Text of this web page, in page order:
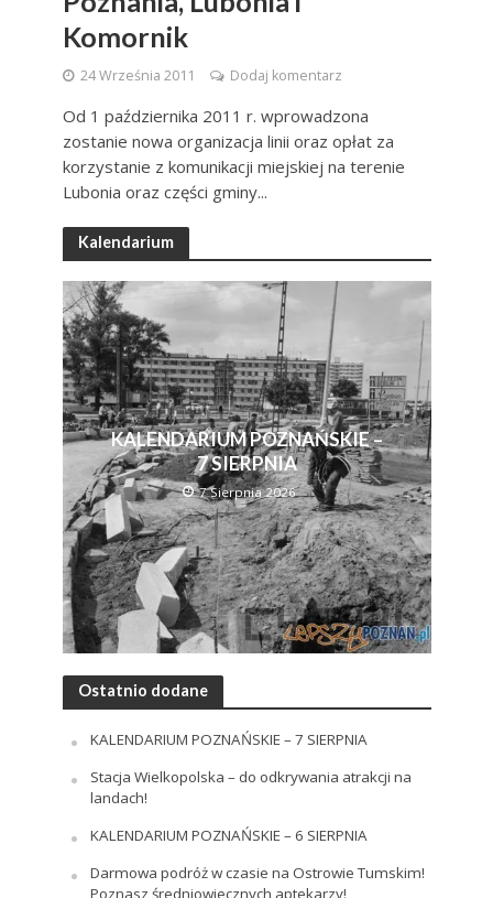
Komornik
24 Września 2011 Dodaj komentarz
Od 1 października 2011 r. wprowadzona
zostanie nowa organizacja linii oraz opłat za
korzystanie z komunikacji miejskiej na terenie
Lubonia oraz części gminy...
Kalendarium
KALENDARIUM POZNAŃSKIE –
7 SIERPNIA
7 Sierpnia 2026
Ostatnio dodane
KALENDARIUM POZNAŃSKIE – 7 SIERPNIA
Stacja Wielkopolska – do odkrywania atrakcji na
landach!
KALENDARIUM POZNAŃSKIE – 6 SIERPNIA
Darmowa podróż w czasie na Ostrowie Tumskim!
Poznasz średniowiecznych aptekarzy!